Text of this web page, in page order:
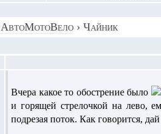
АвтоМотоВело › Чайник
Вчера какое то обострение было
и горящей стрелочкой на лево,
подрезая поток. Как говорится,